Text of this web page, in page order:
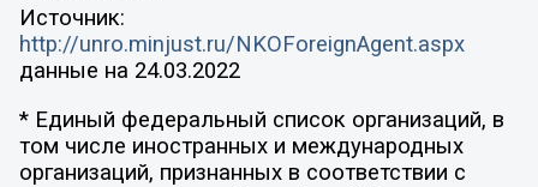
Источник:
http://unro.minjust.ru/NKOForeignAgent.aspx
данные на 24.03.2022
* Единый федеральный список организаций, в
том числе иностранных и международных
организаций, признанных в соответствии с